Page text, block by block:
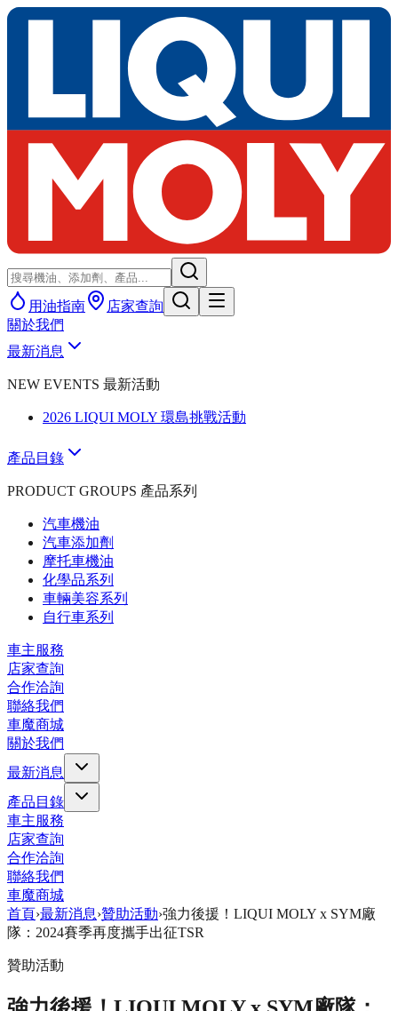
用油指南
店家查詢
關於我們
最新消息
NEW EVENTS 最新活動
2026 LIQUI MOLY 環島挑戰活動
產品目錄
PRODUCT GROUPS 產品系列
汽車機油
汽車添加劑
摩托車機油
化學品系列
車輛美容系列
自行車系列
車主服務
店家查詢
合作洽詢
聯絡我們
車魔商城
關於我們
最新消息
產品目錄
車主服務
店家查詢
合作洽詢
聯絡我們
車魔商城
首頁›最新消息›贊助活動›強力後援！LIQUI MOLY x SYM廠
隊：2024賽季再度攜手出征TSR
贊助活動